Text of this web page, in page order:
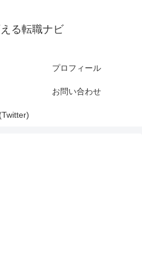
る転職ナビ
プロフィール
お問い合わせ